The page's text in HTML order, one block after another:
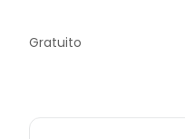
Gratuito